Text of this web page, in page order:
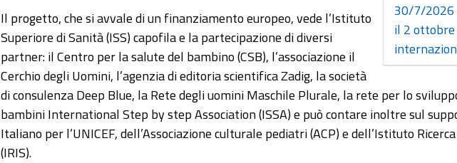
30/7/2026
il 2 ottobre
Il progetto, che si avvale di un finanziamento europeo, vede l’Istituto
Superiore di Sanità (ISS) capofila e la partecipazione di diversi
partner: il Centro per la salute del bambino (CSB), l’associazione il
Cerchio degli Uomini, l’agenzia di editoria scientifica Zadig, la società
di consulenza Deep Blue, la Rete degli uomini Maschile Plurale, la rete per lo
bambini International Step by step Association (ISSA) e può contare inoltre sul
Italiano per l’UNICEF, dell’Associazione culturale pediatri (ACP) e dell’Istituto
(IRIS).